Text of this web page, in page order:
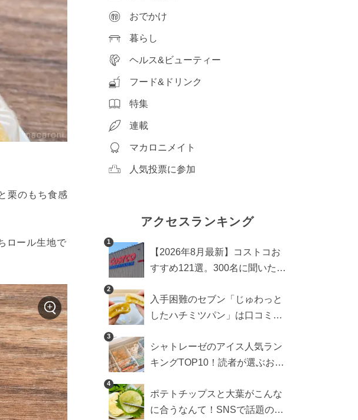
栗のもち食感
ロール生地で
おでかけ
暮らし
ヘルス&ビューティー
フード&ドリンク
特集
連載
マカロニメイト
人気投票に参加
アクセスランキング
1
【2026年8月最新】コストコお
すすめ121選。300名に聞いた買
め商品も
2
入手困難のセブン「じゅわっと
したハチミツパン」は口コミ通
検証
3
シャトレーゼのアイス人気ラン
キングTOP10！読者が選ぶおす
4
ポテトチップスと大葉がこんな
に合うなんて！SNSで話題の食